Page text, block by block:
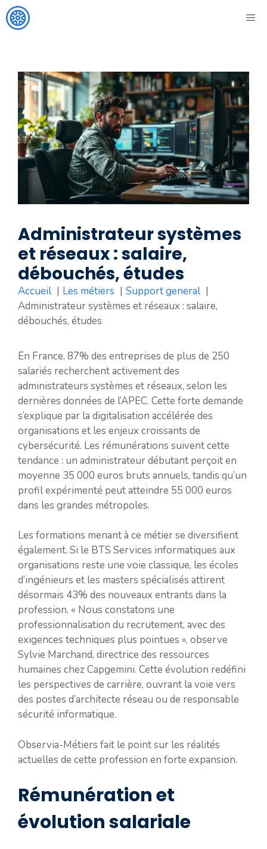
Aller
au
Administrateur systèmes
et réseaux : salaire,
débouchés, études
Accueil Les métiers
Support general
Administrateur systèmes et réseaux : salaire,
débouchés, études
En France, 87% des entreprises de plus de 250
salariés recherchent activement des
administrateurs systèmes et réseaux, selon les
dernières données de l’APEC. Cette forte demande
s’explique par la digitalisation accélérée des
organisations et les enjeux croissants de
cybersécurité. Les rémunérations suivent cette
tendance : un administrateur débutant perçoit en
moyenne 35 000 euros bruts annuels, tandis qu’un
profil expérimenté peut atteindre 55 000 euros
dans les grandes métropoles.
Les formations menant à ce métier se diversifient
également. Si le BTS Services informatiques aux
organisations reste une voie classique, les écoles
d’ingénieurs et les masters spécialisés attirent
désormais 43% des nouveaux entrants dans la
profession. « Nous constatons une
professionnalisation du recrutement, avec des
exigences techniques plus pointues », observe
Sylvie Marchand, directrice des ressources
humaines chez Capgemini. Cette évolution redéfini
les perspectives de carrière, ouvrant la voie vers
des postes d’architecte réseau ou de responsable
sécurité informatique.
Observia-Métiers fait le point sur les réalités
actuelles de cette profession en forte expansion.
Rémunération et
évolution salariale